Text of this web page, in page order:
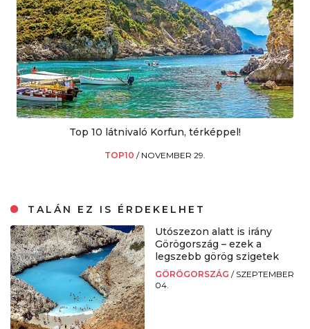
Top 10 látnivaló Korfun, térképpel!
TOP10 / NOVEMBER 29.
TALÁN EZ IS ÉRDEKELHET
Utószezon alatt is irány
Görögország – ezek a
legszebb görög szigetek
GÖRÖGORSZÁG / SZEPTEMBER
04.